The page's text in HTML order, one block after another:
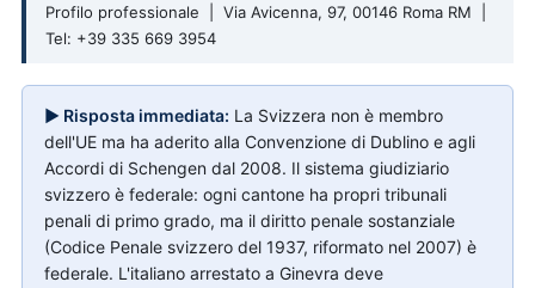
Profilo professionale | Via Avicenna, 97, 00146 Roma RM |
Tel: +39 335 669 3954
▶ Risposta immediata: La Svizzera non è membro
dell'UE ma ha aderito alla Convenzione di Dublino e agli
Accordi di Schengen dal 2008. Il sistema giudiziario
svizzero è federale: ogni cantone ha propri tribunali
penali di primo grado, ma il diritto penale sostanziale
(Codice Penale svizzero del 1937, riformato nel 2007) è
federale. L'italiano arrestato a Ginevra deve